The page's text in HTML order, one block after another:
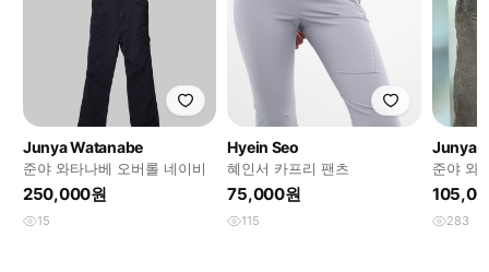
Junya Watanabe
준야 와타나베 오버롤 네이비
250,000원
15
Hyein Seo
혜인서 카프리 팬츠
75,000원
115
Junya
준야 와
카프리
283